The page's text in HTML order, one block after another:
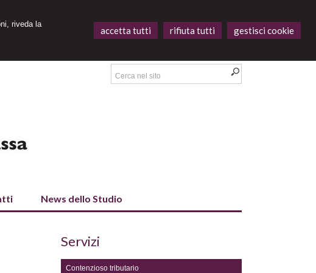
riveda la
accetta tutti rifiuta tutti gestisci cookie
News dello Studio
Servizi
Contenzioso tributario